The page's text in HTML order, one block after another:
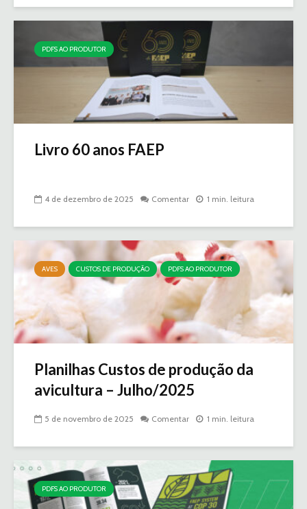
PDFS AO PRODUTOR
Livro 60 anos FAEP
4 de dezembro de 2025 Comentar 1 min. leitura
AVES CUSTOS DE PRODUÇÃO PDFS AO PRODUTOR
Planilhas Custos de produção da
avicultura – Julho/2025
5 de novembro de 2025 Comentar 1 min. leitura
PDFS AO PRODUTOR